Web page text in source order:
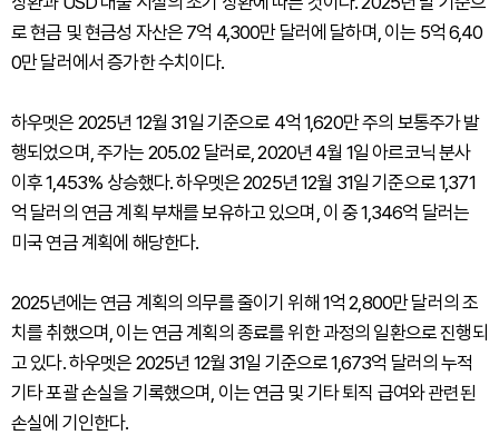
로 현금 및 현금성 자산은 7억 4,300만 달러에 달하며, 이는 5억 6,40
0만 달러에서 증가한 수치이다.
하우멧은 2025년 12월 31일 기준으로 4억 1,620만 주의 보통주가 발
행되었으며, 주가는 205.02 달러로, 2020년 4월 1일 아르코닉 분사
이후 1,453% 상승했다. 하우멧은 2025년 12월 31일 기준으로 1,371
억 달러의 연금 계획 부채를 보유하고 있으며, 이 중 1,346억 달러는
미국 연금 계획에 해당한다.
2025년에는 연금 계획의 의무를 줄이기 위해 1억 2,800만 달러의 조
치를 취했으며, 이는 연금 계획의 종료를 위한 과정의 일환으로 진행되
고 있다. 하우멧은 2025년 12월 31일 기준으로 1,673억 달러의 누적
기타 포괄 손실을 기록했으며, 이는 연금 및 기타 퇴직 급여와 관련된
손실에 기인한다.